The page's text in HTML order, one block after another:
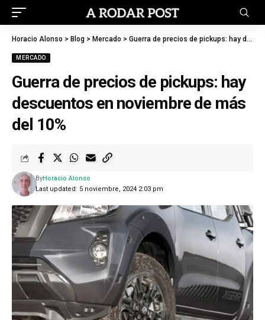
Horacio Alonso > Blog > Mercado > Guerra de precios de pickups: hay descuentos en noviembre de más del 10%
MERCADO
Guerra de precios de pickups: hay
descuentos en noviembre de más
del 10%
Last updated: 5 noviembre, 2024 2:03 pm
ByHoracio Alonso